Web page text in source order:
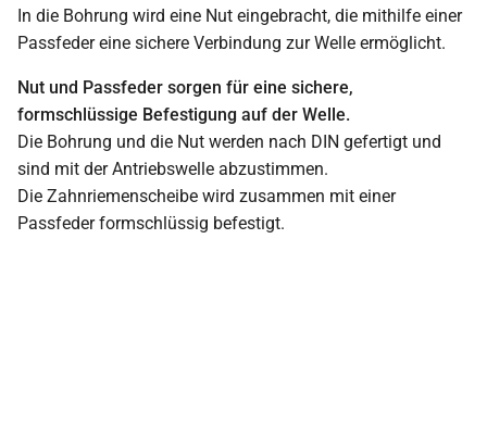
In die Bohrung wird eine Nut eingebracht, die mithilfe einer
Passfeder eine sichere Verbindung zur Welle ermöglicht.
Nut und Passfeder sorgen für eine sichere,
formschlüssige Befestigung auf der Welle.
Die Bohrung und die Nut werden nach DIN gefertigt und
sind mit der Antriebswelle abzustimmen.
Die Zahnriemenscheibe wird zusammen mit einer
Passfeder formschlüssig befestigt.